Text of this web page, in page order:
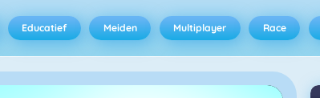
Educatief Meiden Multiplayer Race